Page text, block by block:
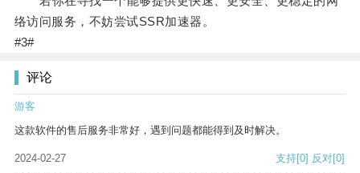
络访问服务，不妨尝试SSR加速器。
#3#
评论
游客
这款软件的售后服务非常好，遇到问题都能得到及时解决。
2024-02-27 支持[0] 反对[0]